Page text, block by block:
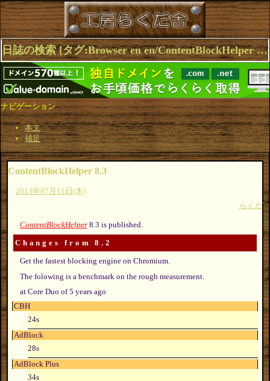
日誌の検索 [タグ:Browser en en/ContentBlockHelper Extensions] 1～3(3件中)
ナビゲーション
本文
補足
ContentBlockHelper 8.3
2013年07月11日(木)
らくだ
ContentBlockHelper8.3 is published.
Changes from 8.2
Get the fastest blocking engine on Chromium.
The folowing is a benchmark on the rough measurement.
at Core Duo of 5 years ago
CBH
24s
AdBlock
28s
AdBlock Plus
34s